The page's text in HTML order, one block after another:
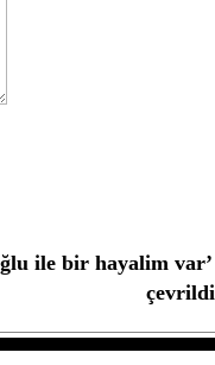
ile bir hayalim